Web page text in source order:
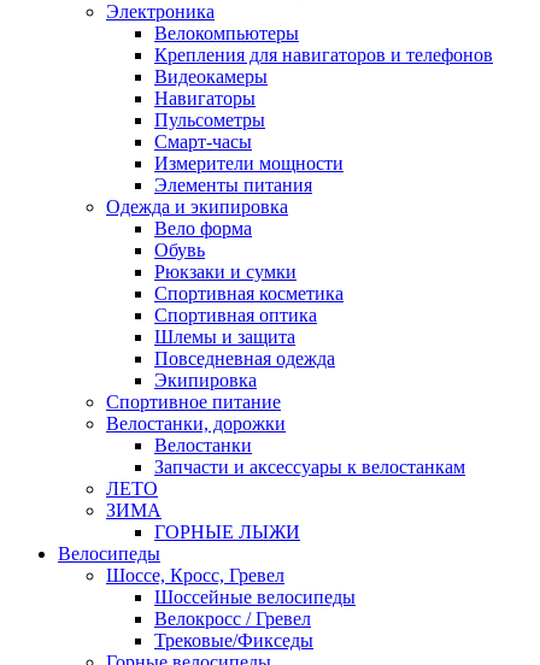
Электроника
Велокомпьютеры
Крепления для навигаторов и телефонов
Видеокамеры
Навигаторы
Пульсометры
Смарт-часы
Измерители мощности
Элементы питания
Одежда и экипировка
Вело форма
Обувь
Рюкзаки и сумки
Спортивная косметика
Спортивная оптика
Шлемы и защита
Повседневная одежда
Экипировка
Спортивное питание
Велостанки, дорожки
Велостанки
Запчасти и аксессуары к велостанкам
ЛЕТО
ЗИМА
ГОРНЫЕ ЛЫЖИ
Велосипеды
Шоссе, Кросс, Гревел
Шоссейные велосипеды
Велокросс / Гревел
Трековые/Фикседы